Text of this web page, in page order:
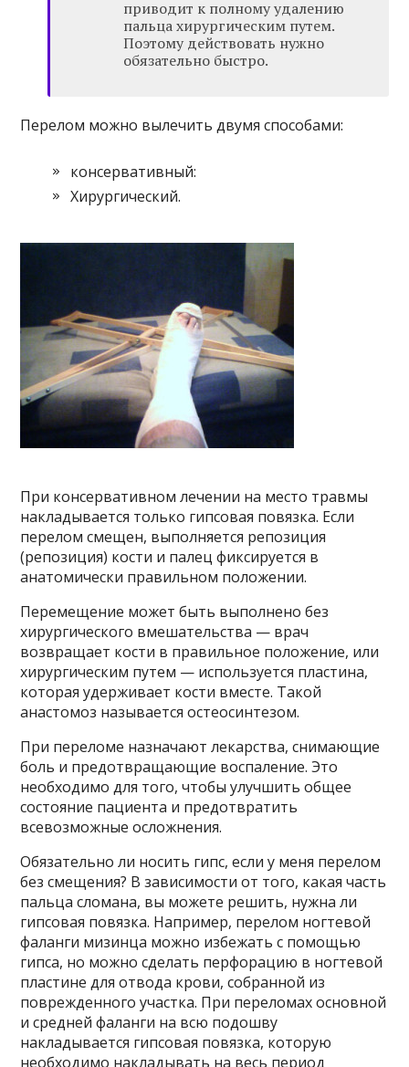
приводит к полному удалению
пальца хирургическим путем.
Поэтому действовать нужно
обязательно быстро.
Перелом можно вылечить двумя способами:
консервативный:
Хирургический.
При консервативном лечении на место травмы
накладывается только гипсовая повязка. Если
перелом смещен, выполняется репозиция
(репозиция) кости и палец фиксируется в
анатомически правильном положении.
Перемещение может быть выполнено без
хирургического вмешательства — врач
возвращает кости в правильное положение, или
хирургическим путем — используется пластина,
которая удерживает кости вместе. Такой
анастомоз называется остеосинтезом.
При переломе назначают лекарства, снимающие
боль и предотвращающие воспаление. Это
необходимо для того, чтобы улучшить общее
состояние пациента и предотвратить
всевозможные осложнения.
Обязательно ли носить гипс, если у меня перелом
без смещения? В зависимости от того, какая часть
пальца сломана, вы можете решить, нужна ли
гипсовая повязка. Например, перелом ногтевой
фаланги мизинца можно избежать с помощью
гипса, но можно сделать перфорацию в ногтевой
пластине для отвода крови, собранной из
поврежденного участка. При переломах основной
и средней фаланги на всю подошву
накладывается гипсовая повязка, которую
необходимо накладывать на весь период